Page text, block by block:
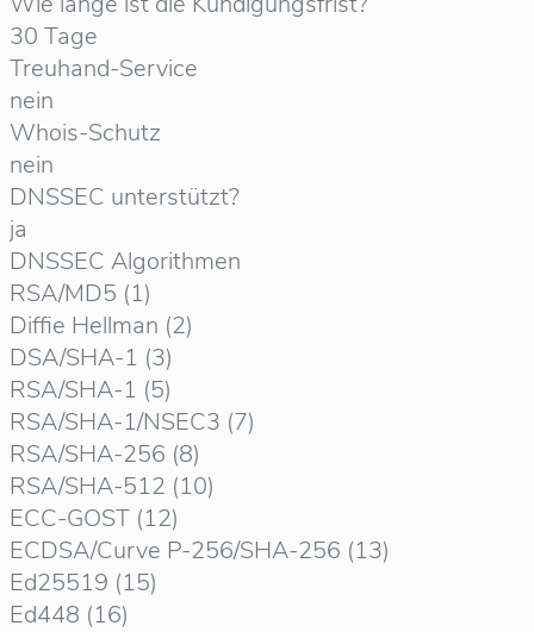
30 Tage
Treuhand-Service
nein
Whois-Schutz
nein
DNSSEC unterstützt?
ja
DNSSEC Algorithmen
RSA/MD5 (1)
Diffie Hellman (2)
DSA/SHA-1 (3)
RSA/SHA-1 (5)
RSA/SHA-1/NSEC3 (7)
RSA/SHA-256 (8)
RSA/SHA-512 (10)
ECC-GOST (12)
ECDSA/Curve P-256/SHA-256 (13)
Ed25519 (15)
Ed448 (16)